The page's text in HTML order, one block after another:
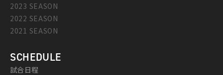
2023 SEASON
2022 SEASON
2021 SEASON
SCHEDULE
試合日程